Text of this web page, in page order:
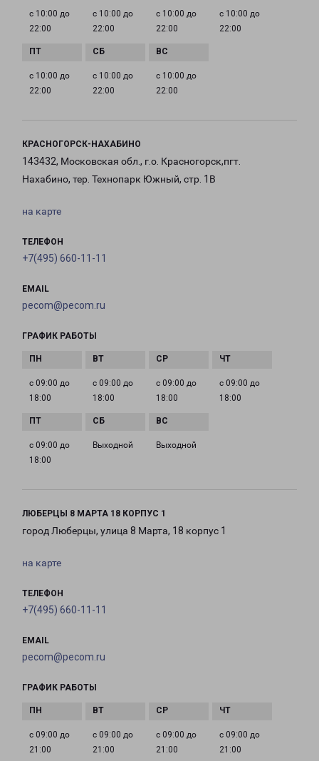
с 10:00 до
22:00
с 10:00 до
22:00
с 10:00 до
22:00
с 10:00 до
22:00
с 10:00 до
22:00
с 10:00 до
22:00
с 10:00 до
22:00
КРАСНОГОРСК-НАХАБИНО
143432, Московская обл., г.о. Красногорск,пгт.
Нахабино, тер. Технопарк Южный, стр. 1В
на карте
ТЕЛЕФОН
+7(495) 660-11-11
EMAIL
pecom@pecom.ru
ГРАФИК РАБОТЫ
с 09:00 до
18:00
с 09:00 до
18:00
с 09:00 до
18:00
с 09:00 до
18:00
с 09:00 до
18:00
Выходной Выходной
ЛЮБЕРЦЫ 8 МАРТА 18 КОРПУС 1
город Люберцы, улица 8 Марта, 18 корпус 1
на карте
ТЕЛЕФОН
+7(495) 660-11-11
EMAIL
pecom@pecom.ru
ГРАФИК РАБОТЫ
с 09:00 до
21:00
с 09:00 до
21:00
с 09:00 до
21:00
с 09:00 до
21:00